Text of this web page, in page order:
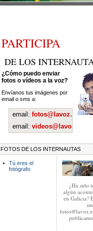
PARTICIPA
DE LOS
¿Cómo puedo enviar
fotos o vídeos a la voz?
Envíanos tus imágenes por
email o sms a:
email: fotos@lavoz.es
email: videos@lavoz.es
FOTOS DE LOS INTERNAUTAS
¿Ha sido
algún
en Galicia?
Tú eres el
fotógrafo